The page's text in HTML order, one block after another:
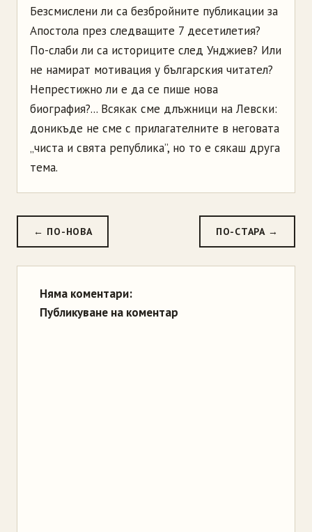
Безсмислени ли са безбройните публикации за
Апостола през следващите 7 десетилетия?
По-слаби ли са историците след Унджиев? Или
не намират мотивация у българския читател?
Непрестижно ли е да се пише нова
биография?... Всякак сме длъжници на Левски:
доникъде не сме с прилагателните в неговата
„чиста и свята република”, но то е сякаш друга
тема.
← ПО-НОВА ПО-СТАРА →
Няма коментари:
Публикуване на коментар